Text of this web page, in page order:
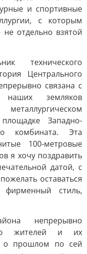
и спортивные
с которым
отдельно взятой
технического
Центрального
связана с
наших земляков
Западно-
комбината. Эта
100-метровые
я хочу поздравить
датой, с
оставаться
фирменный стиль,
непрерывно
жителей и их
о прошлом по сей